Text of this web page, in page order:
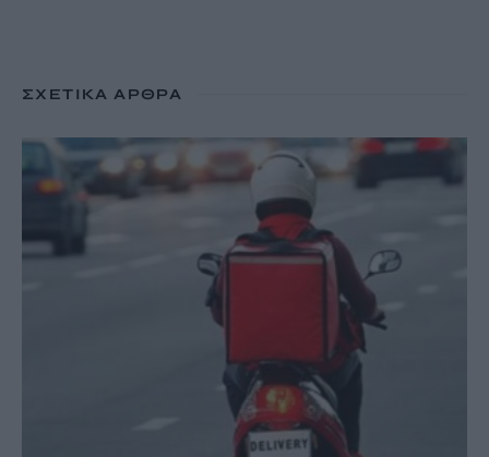
ΣΧΕΤΙΚΆ ΆΡΘΡΑ